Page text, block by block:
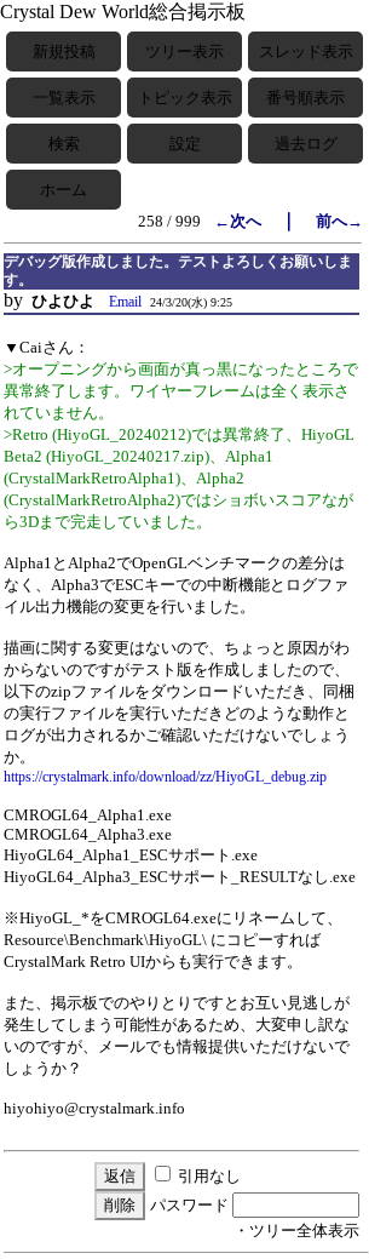
Crystal Dew World総合掲示板
新規投稿 ツリー表示 スレッド表示
一覧表示 トピック表示 番号順表示
検索 設定 過去ログ
ホーム
258 / 999
←次へ｜ 前へ→
デバッグ版作成しました。テストよろしくお願いしま
す。
by ひよひよ Email 24/3/20(水) 9:25
▼Caiさん：
>オープニングから画面が真っ黒になったところで
異常終了します。ワイヤーフレームは全く表示さ
れていません。
>Retro (HiyoGL_20240212)では異常終了、HiyoGL
Beta2 (HiyoGL_20240217.zip)、Alpha1
(CrystalMarkRetroAlpha1)、Alpha2
(CrystalMarkRetroAlpha2)ではショボいスコアなが
ら3Dまで完走していました。
Alpha1とAlpha2でOpenGLベンチマークの差分は
なく、Alpha3でESCキーでの中断機能とログファ
イル出力機能の変更を行いました。
描画に関する変更はないので、ちょっと原因がわ
からないのですがテスト版を作成しましたので、
以下のzipファイルをダウンロードいただき、同梱
の実行ファイルを実行いただきどのような動作と
ログが出力されるかご確認いただけないでしょう
か。
https://crystalmark.info/download/zz/HiyoGL_debug.zip
CMROGL64_Alpha1.exe
CMROGL64_Alpha3.exe
HiyoGL64_Alpha1_ESCサポート.exe
HiyoGL64_Alpha3_ESCサポート_RESULTなし.exe
※HiyoGL_*をCMROGL64.exeにリネームして、
Resource\Benchmark\HiyoGL\ にコピーすれば
CrystalMark Retro UIからも実行できます。
また、掲示板でのやりとりですとお互い見逃しが
発生してしまう可能性があるため、大変申し訳な
いのですが、メールでも情報提供いただけないで
しょうか？
hiyohiyo@crystalmark.info
引用なし
パスワード
・ツリー全体表示